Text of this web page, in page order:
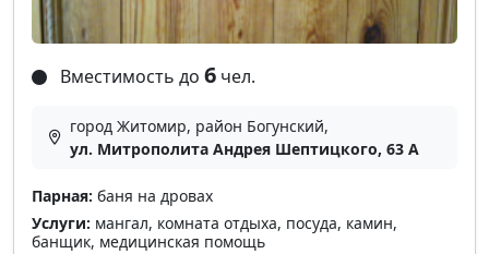
Вместимость до 6 чел.
город Житомир, район Богунский,
ул. Митрополита Андрея Шептицкого, 63 A
Парная: баня на дровах
Услуги: мангал, комната отдыха, посуда, камин,
банщик, медицинская помощь